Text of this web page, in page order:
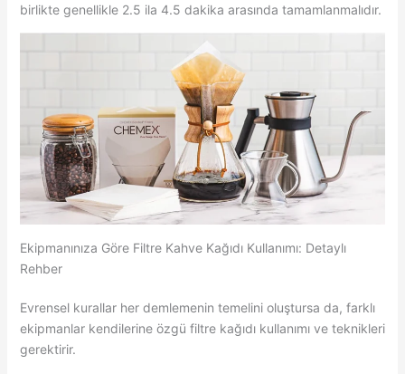
birlikte genellikle 2.5 ila 4.5 dakika arasında tamamlanmalıdır.
Ekipmanınıza Göre Filtre Kahve Kağıdı Kullanımı: Detaylı
Rehber
Evrensel kurallar her demlemenin temelini oluştursa da, farklı
ekipmanlar kendilerine özgü filtre kağıdı kullanımı ve teknikleri
gerektirir.